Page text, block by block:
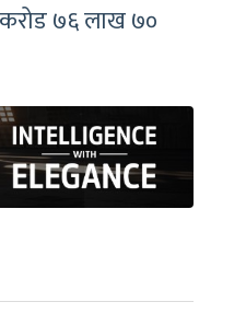
७६ लाख ७०